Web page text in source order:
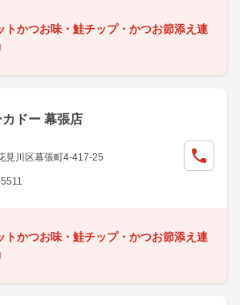
トかつお味・鮭チップ・かつお節添え連
ドー 幕張店
見川区幕張町4-417-25
トかつお味・鮭チップ・かつお節添え連